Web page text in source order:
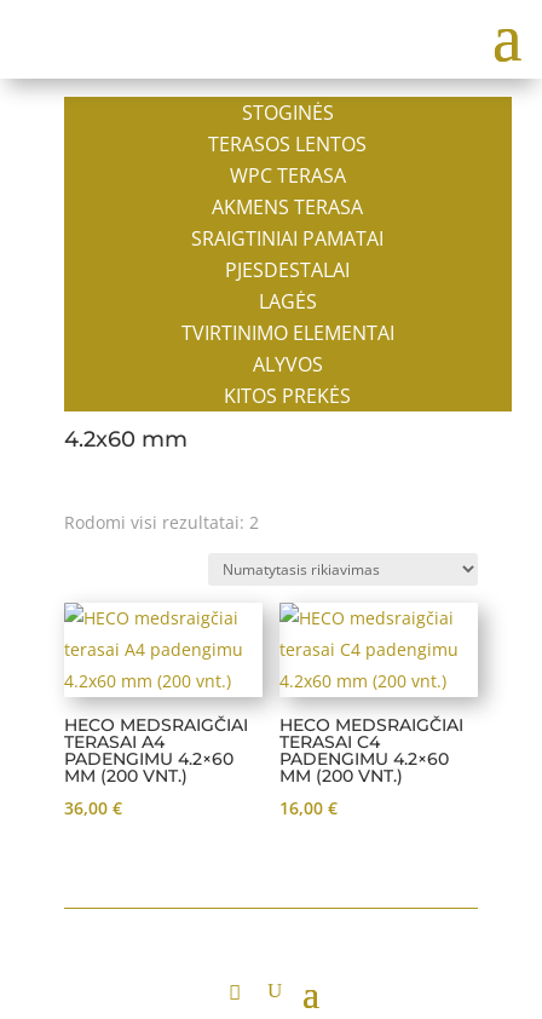
STOGINĖS
TERASOS LENTOS
WPC TERASA
AKMENS TERASA
SRAIGTINIAI PAMATAI
PJESDESTALAI
LAGĖS
TVIRTINIMO ELEMENTAI
ALYVOS
KITOS PREKĖS
4.2x60 mm
Rodomi visi rezultatai: 2
HECO MEDSRAIGČIAI
TERASAI A4
PADENGIMU 4.2×60
MM (200 VNT.)
36,00 €
HECO MEDSRAIGČIAI
TERASAI C4
PADENGIMU 4.2×60
MM (200 VNT.)
16,00 €